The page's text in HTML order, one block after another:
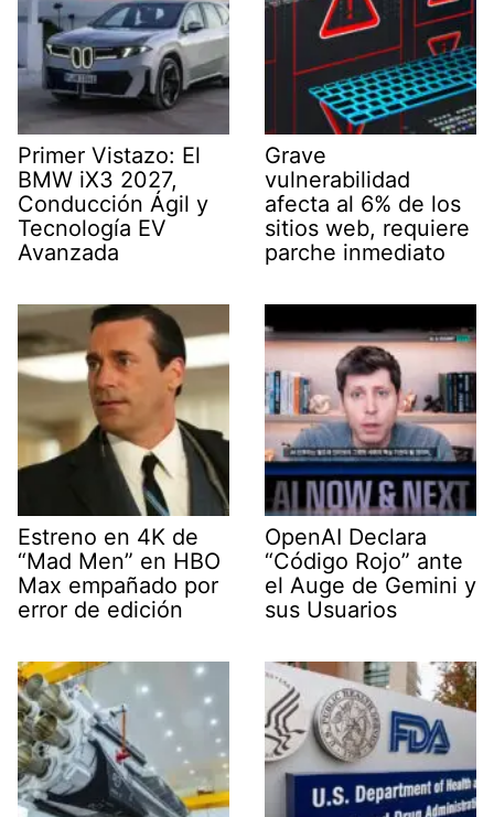
Primer Vistazo: El
BMW iX3 2027,
Conducción Ágil y
Tecnología EV
Avanzada
Grave
vulnerabilidad
afecta al 6% de los
sitios web, requiere
parche inmediato
Estreno en 4K de
“Mad Men” en HBO
Max empañado por
error de edición
OpenAI Declara
“Código Rojo” ante
el Auge de Gemini y
sus Usuarios